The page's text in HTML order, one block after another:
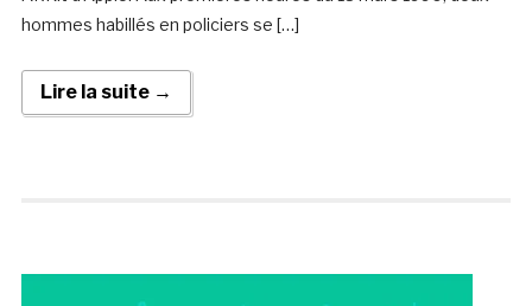
hommes habillés en policiers se […]
Lire la suite →